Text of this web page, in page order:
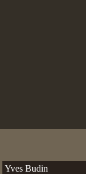
Yves Budin